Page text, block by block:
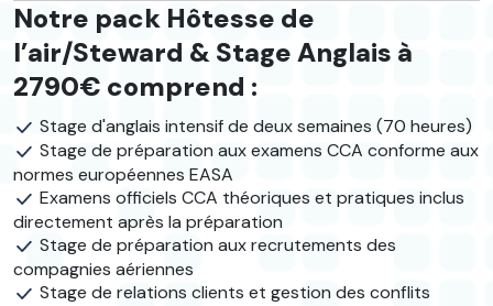
Notre pack Hôtesse de
l’air/Steward & Stage Anglais à
2790€ comprend :
Stage d'anglais intensif de deux semaines (70 heures)
Stage de préparation aux examens CCA conforme aux
normes européennes EASA
Examens officiels CCA théoriques et pratiques inclus
directement après la préparation
Stage de préparation aux recrutements des
compagnies aériennes
Stage de relations clients et gestion des conflits